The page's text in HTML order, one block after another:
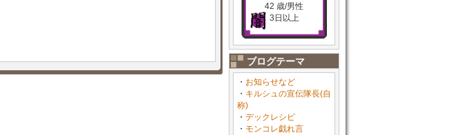
42 歳/男性
3日以上
ブログテーマ
・ お知らせなど
・ キルシュの宣伝隊長(自
称)
・ デックレシピ
・ モンコレ戯れ言